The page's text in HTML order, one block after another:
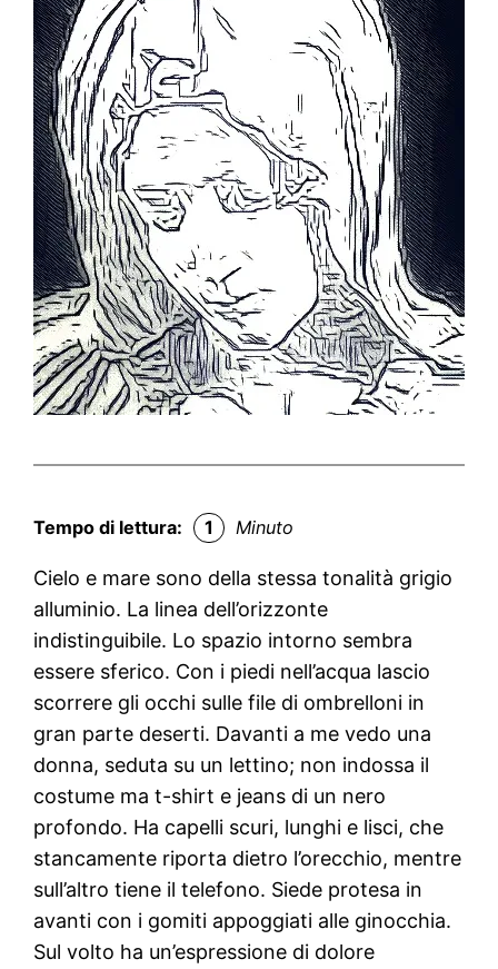
Tempo di lettura: 1 Minuto
Cielo e mare sono della stessa tonalità grigio
alluminio. La linea dell’orizzonte
indistinguibile. Lo spazio intorno sembra
essere sferico. Con i piedi nell’acqua lascio
scorrere gli occhi sulle file di ombrelloni in
gran parte deserti. Davanti a me vedo una
donna, seduta su un lettino; non indossa il
costume ma t-shirt e jeans di un nero
profondo. Ha capelli scuri, lunghi e lisci, che
stancamente riporta dietro l’orecchio, mentre
sull’altro tiene il telefono. Siede protesa in
avanti con i gomiti appoggiati alle ginocchia.
Sul volto ha un’espressione di dolore